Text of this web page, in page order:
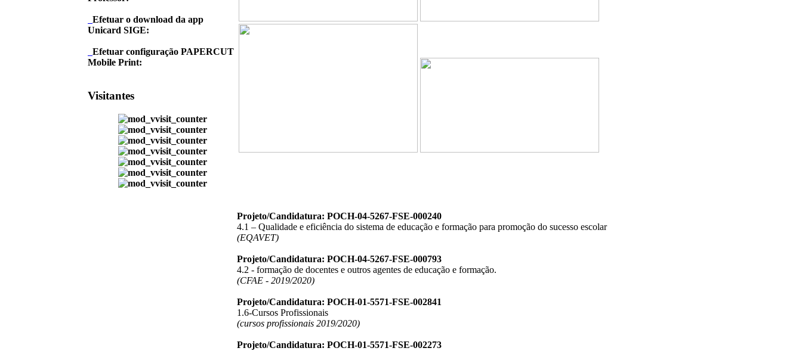
Projeto/Candidatura: POCH-04-5267-FSE-000240
4.1 – Qualidade e eficiência do sistema de educação e formação para promoção do sucesso escolar
(EQAVET)
Projeto/Candidatura: POCH-04-5267-FSE-000793
4.2 - formação de docentes e outros agentes de educação e formação.
(CFAE - 2019/2020)
Projeto/Candidatura: POCH-01-5571-FSE-002841
1.6-Cursos Profissionais
(cursos profissionais 2019/2020)
Projeto/Candidatura: POCH-01-5571-FSE-002273
Efetuar o download da app
Unicard SIGE:
Efetuar configuração PAPERCUT
Mobile Print:
Visitantes